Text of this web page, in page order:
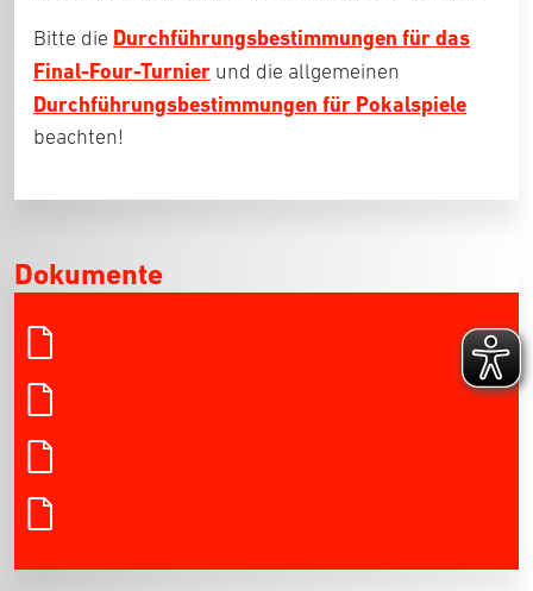
Bitte die Durchführungsbestimmungen für das
Final-Four-Turnier und die allgemeinen
Durchführungsbestimmungen für Pokalspiele
beachten!
Dokumente